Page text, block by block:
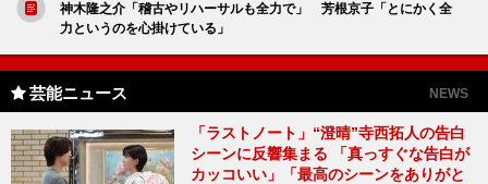
神木隆之介「稽古やリハーサルも全力で」 芳根京子「とにかく全
力というのを心掛けている」
芸能ニュース NEWS
「ラストノート」“澄晴”寺西拓人の告白
シーンに反響集まる 「真っすぐな告白が
カッコいい」「最高のシーンをありがと